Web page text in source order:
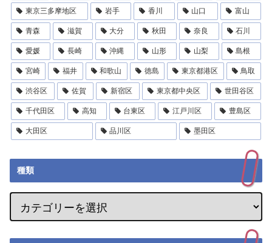
東京三多摩地区 岩手 香川 山口 富山
青森 滋賀 大分 秋田 奈良 石川
愛媛 長崎 沖縄 山形 山梨 島根
宮崎 福井 和歌山 徳島 東京都港区 鳥取
渋谷区 佐賀 新宿区 東京都中央区 世田谷区
千代田区 高知 台東区 江戸川区 豊島区
大田区 品川区 墨田区
種類